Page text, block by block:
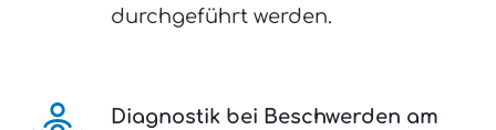
durchgeführt werden.
Diagnostik bei Beschwerden am